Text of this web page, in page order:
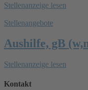
Stellenanzeige lesen
Stellenangebote
Aushilfe, gB
Stellenanzeige lesen
Kontakt